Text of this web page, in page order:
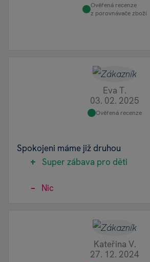
Ověřená recenze
z porovnávače zboží
Eva T.
03. 02. 2025
Ověřená recenze
Spokojeni máme již druhou
Super zábava pro děti
Nic
Kateřina V.
27. 12. 2024